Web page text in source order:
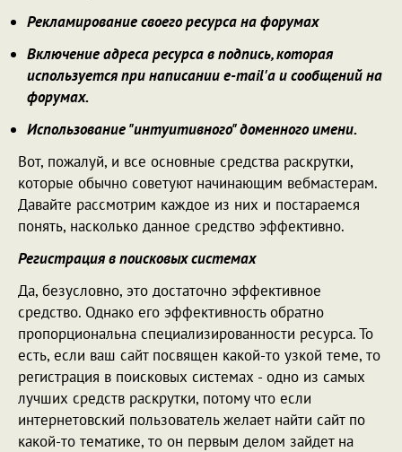
Рекламирование своего ресурса на форумах
Включение адреса ресурса в подпись, которая
используется при написании e-mail'а и сообщений на
форумах.
Использование "интуитивного" доменного имени.
Вот, пожалуй, и все основные средства раскрутки,
которые обычно советуют начинающим вебмастерам.
Давайте рассмотрим каждое из них и постараемся
понять, насколько данное средство эффективно.
Регистрация в поисковых системах
Да, безусловно, это достаточно эффективное
средство. Однако его эффективность обратно
пропорциональна специализированности ресурса. То
есть, если ваш сайт посвящен какой-то узкой теме, то
регистрация в поисковых системах - одно из самых
лучших средств раскрутки, потому что если
интернетовский пользователь желает найти сайт по
какой-то тематике, то он первым делом зайдет на